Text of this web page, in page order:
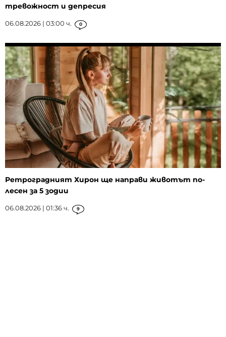
тревожност и депресия
06.08.2026 | 03:00 ч. 0
Ретроградният Хирон ще направи животът по-
лесен за 5 зодии
06.08.2026 | 01:36 ч. 9